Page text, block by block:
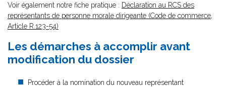
Voir également notre fiche pratique : Déclaration au RCS des
représentants de personne morale dirigeante (Code de commerce,
Article R.123-54)
Les démarches à accomplir avant
modification du dossier
Procéder à la nomination du nouveau représentant